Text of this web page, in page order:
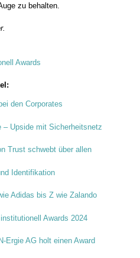
zu behalten.
Awards
den Corporates
– Upside mit Sicherheitsnetz
Trust schwebt über allen
Identifikation
Adidas bis Z wie Zalando
Awards 2024
Ergie AG holt einen Award